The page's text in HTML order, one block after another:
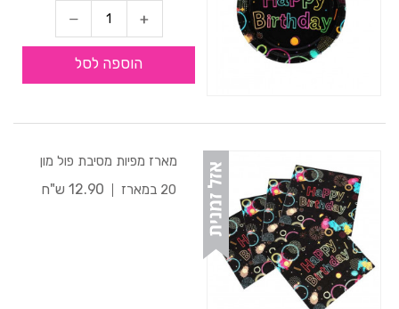
הוספה לסל
מארז מפיות מסיבת פול מון
20 במארז
12.90 ש"ח